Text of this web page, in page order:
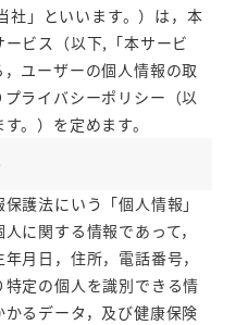
」といいます。）は，本
ビス（以下,「本サービ
ユーザーの個人情報の取
ライバシーポリシー（以
。）を定めます。
護法にいう「個人情報」
に関する情報であって，
月日，住所，電話番号，
定の個人を識別できる情
るデータ，及び健康保険